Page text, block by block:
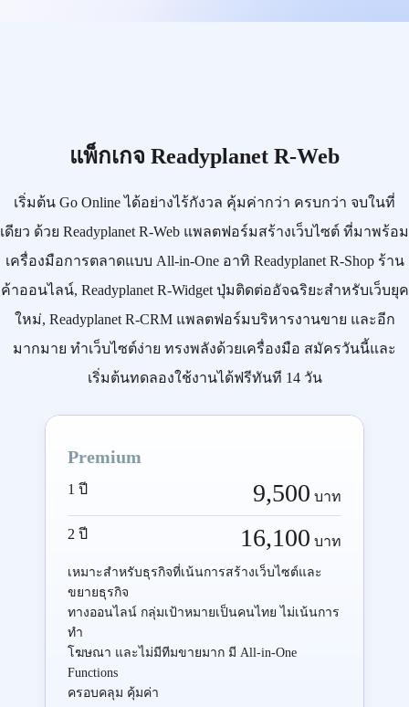
แพ็กเกจ Readyplanet R-Web
เริ่มต้น Go Onlineได้อย่างไร้กังวล คุ้มค่ากว่า ครบกว่า จบในที่
เดียว ด้วย Readyplanet R-Web แพลตฟอร์มสร้างเว็บไซต์ ที่มาพร้อม
เครื่องมือการตลาดแบบ All-in-Oneอาทิ Readyplanet R-Shopร้าน
ค้าออนไลน์, Readyplanet R-Widgetปุ่มติดต่ออัจฉริยะสำหรับเว็บยุค
ใหม่, Readyplanet R-CRMแพลตฟอร์มบริหารงานขาย และอีก
มากมาย ทำเว็บไซต์ง่าย ทรงพลังด้วยเครื่องมือ สมัครวันนี้และ
เริ่มต้นทดลองใช้งานได้ฟรีทันที 14 วัน
Premium
1 ปี 9,500 บาท
2 ปี 16,100 บาท
เหมาะสำหรับธุรกิจที่เน้นการสร้างเว็บไซต์และ
ขยายธุรกิจ
ทางออนไลน์ กลุ่มเป้าหมายเป็นคนไทย ไม่เน้นการ
ทำ
โฆษณา และไม่มีทีมขายมาก มี All-in-One
Functions
ครอบคลุม คุ้มค่า